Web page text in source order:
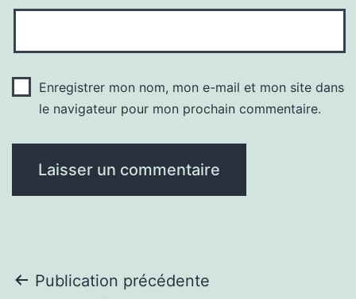
Enregistrer mon nom, mon e-mail et mon site dans
le navigateur pour mon prochain commentaire.
Navigation
Publication précédente